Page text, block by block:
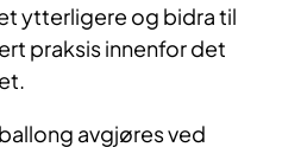
ytterligere og bidra til
praksis innenfor det
avgjøres ved